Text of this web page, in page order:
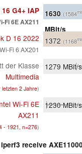
G4+ IAP
Fi 6E AX211
1630 (1584
MBit/s
D 16 2022
Fi 6 AX201
1372 (1168
der Klasse
Multimedia
2 Jahre)
1279 MBit/s
Wi-Fi 6E
AX211
- 1921, n=276)
1230MBit/s
iperf3 receive AXE11000